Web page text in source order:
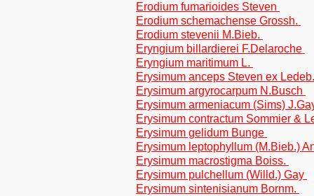
Erodium fumarioides Steven
Erodium schemachense Grossh.
Erodium stevenii M.Bieb.
Eryngium billardierei F.Delaroche
Eryngium maritimum L.
Erysimum anceps Steven ex
Erysimum argyrocarpum N.Busch
Erysimum armeniacum (Sims)
Erysimum contractum Sommier &
Erysimum gelidum Bunge
Erysimum leptophyllum (M.Bieb.)
Erysimum macrostigma Boiss.
Erysimum pulchellum (Willd.) Gay
Erysimum sintenisianum Bornm.